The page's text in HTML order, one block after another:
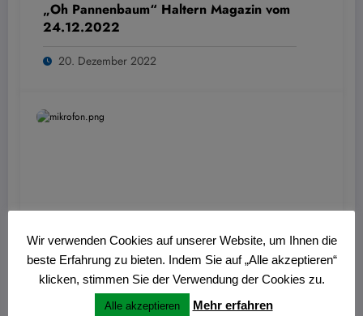
„Oh Pannenbaum“ Haltern Magazin vom
24.12.2022
20. Dezember 2022
Wolfgang Thiemann 0
Journal am Sonntag vom 18.12.2022:
Visbecker Leuchten
Wir verwenden Cookies auf unserer Website, um Ihnen die
beste Erfahrung zu bieten. Indem Sie auf „Alle akzeptieren“
klicken, stimmen Sie der Verwendung der Cookies zu.
Alle akzeptieren Mehr erfahren